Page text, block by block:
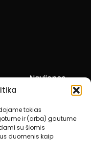
tokias
ir (arba) gautume
su šiomis
duomenis kaip
Naujienos